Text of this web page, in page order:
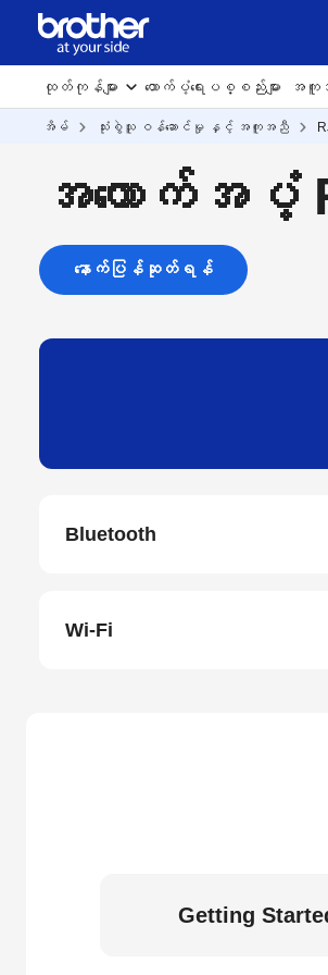
ထုတ်ကုန်များ ထောက်ပံ့ရေးပစ္စည်းများ အကူအ
အိမ် သုံးစွဲသူ ဝန်ဆောင်မှု နှင့် အကူအညီ
အထောက်အပံ့
နောက်ပြန်ဆုတ်ရန်
Bluetooth
Wi-Fi
Getting